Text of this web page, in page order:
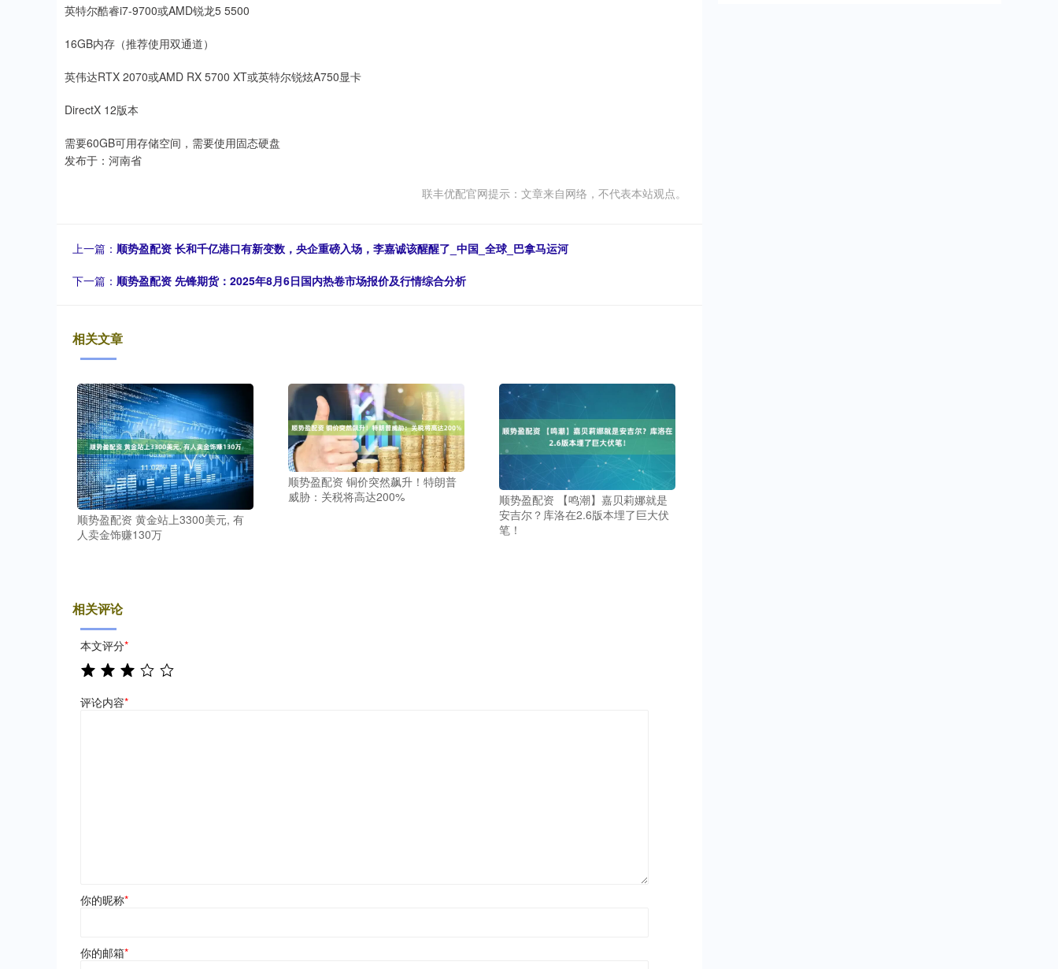
英特尔酷睿i7-9700或AMD锐龙5 5500
16GB内存（推荐使用双通道）
英伟达RTX 2070或AMD RX 5700 XT或英特尔锐炫A750显卡
DirectX 12版本
需要60GB可用存储空间，需要使用固态硬盘
发布于：河南省
联丰优配官网提示：文章来自网络，不代表本站观点。
上一篇： 顺势盈配资 长和千亿港口有新变数，央企重磅入场，李嘉诚该醒醒了_中国_全球_巴拿马运河
下一篇： 顺势盈配资 先锋期货：2025年8月6日国内热卷市场报价及行情综合分析
相关文章
顺势盈配资 黄金站上3300美元, 有
人卖金饰赚130万
顺势盈配资 铜价突然飙升！特朗普
威胁：关税将高达200%
顺势盈配资 【鸣潮】嘉贝莉娜就是
安吉尔？库洛在2.6版本埋了巨大伏
笔！
相关评论
本文评分*
评论内容*
你的昵称*
你的邮箱*